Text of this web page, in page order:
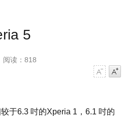
5
阅读：818
于6.3 吋的Xperia 1，6.1 吋的